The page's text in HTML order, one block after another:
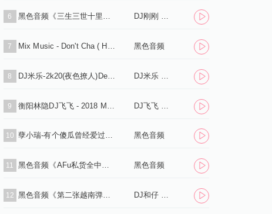
6 黑色音频《三生三世十里桃花(国语)跳舞大碟》DJ刚刚 MiX DJ刚刚 Mix
7 黑色音频
8 DJ米乐-2k20(夜色撩人)Deep Mix[Black Audio]
9
10 孽小瑞-有个傻瓜曾经爱过你中文Club舞曲串烧 黑色音频
11 黑色音频《AFu私货全中文[成都VS曾经的你]跳舞专辑》MIX57 黑色音频
12